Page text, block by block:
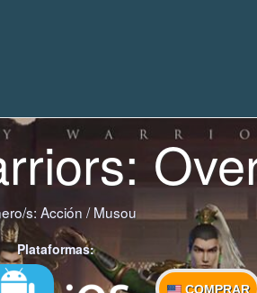
s: Acción /Musou
Plataformas:
COMPRAR